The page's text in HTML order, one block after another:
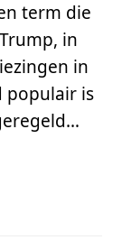
term die
in
in
populair is